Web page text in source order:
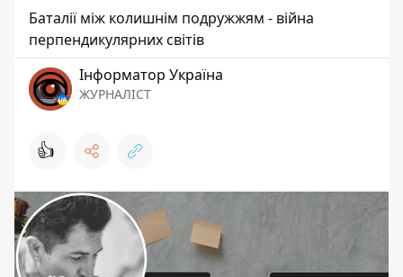
Баталії між колишнім подружжям - війна
перпендикулярних світів
Інформатор Україна
ЖУРНАЛІСТ
👍